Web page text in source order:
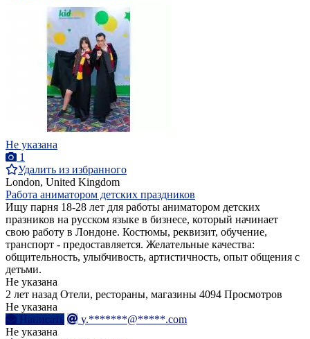
Не указана
1
Удалить из избранного
London, United Kingdom
Работа аниматором детских праздников
Ищу парня 18-28 лет для работы аниматором детских
празников на русском языке в бизнесе, который начинает
свою работу в Лондоне. Костюмы, реквизит, обучение,
транспорт - предоставляется. Желательные качества:
общительность, улыбчивость, артистичность, опыт общения с
детьми.
Не указана
2 лет назад Отели, рестораны, магазины 4094 Просмотров
Не указана
Написать
y.*******@*****.com
Не указана